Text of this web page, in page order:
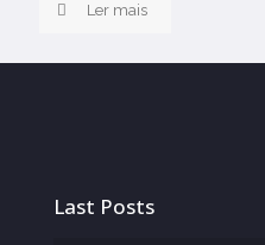
Ler mais
Last Posts